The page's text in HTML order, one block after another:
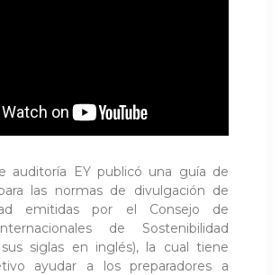
auditoría EY publicó una guía de
las normas de divulgación de
emitidas por el Consejo de
de Sostenibilidad
siglas en inglés), la cual tiene
ayudar a los preparadores a